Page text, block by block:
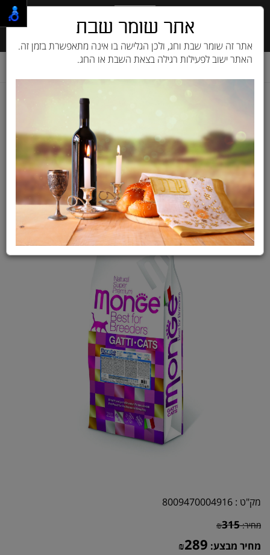
8009470004916 מזון יבש
לחתולים עם בעיות בדרכי השתן
10 ק"ג Monge
מק"ט : 8009470004916
מחיר: ₪315
מחיר מבצע: ₪289
אתר שומר שבת
אתר זה שומר שבת וחג, ולכן הגלישה בו אינה מתאפשרת בזמן זה.
האתר ישוב לפעילות רגילה בצאת השבת או החג.